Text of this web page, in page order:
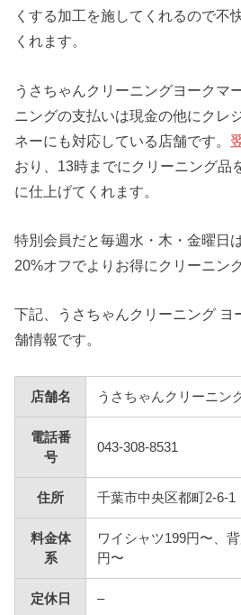
くする加工を施してくれるので不
くれます。
うさちゃんクリーニングヨークマ
ニングの支払いは現金の他にクレ
ネーにも対応している店舗です。
おり、13時までにクリーニング品
に仕上げてくれます。
特別会員だと毎週水・木・金曜日
20%オフでよりお得にクリーニン
下記、うさちゃんクリーニング ヨ
舗情報です。
店舗名 うさちゃんクリーニン
電話番
号
043-308-8531
住所 千葉市中央区都町2-6-1
料金体
系
ワイシャツ199円〜、
円〜
定休日 –